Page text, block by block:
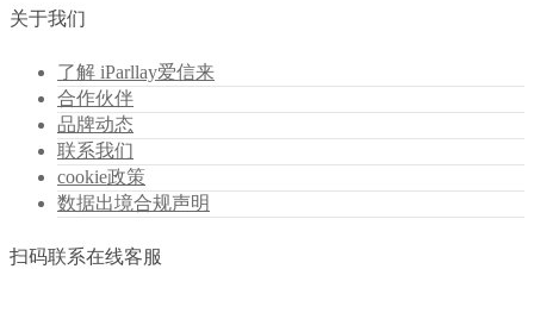
关于我们
了解 iParllay爱信来
合作伙伴
品牌动态
联系我们
cookie政策
数据出境合规声明
扫码联系在线客服